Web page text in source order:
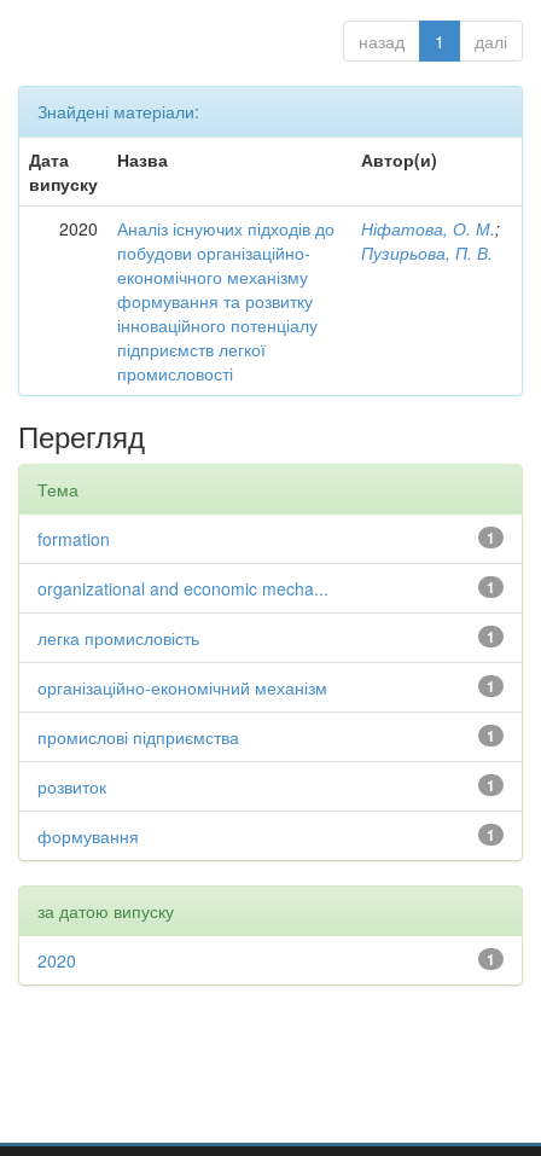
назад 1 далі
Знайдені матеріали:
Дата
випуску
Назва Автор(и)
2020
Аналіз існуючих підходів до
побудови організаційно-
економічного механізму
формування та розвитку
інноваційного потенціалу
підприємств легкої
промисловості
Ніфатова, О. М.;
Пузирьова, П. В.
Перегляд
Тема
1
formation
1
organizational and economic mecha...
1
легка промисловість
1
організаційно-економічний механізм
1
промислові підприємства
1
розвиток
1
формування
за датою випуску
1
2020